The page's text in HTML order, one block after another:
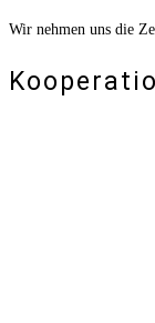
Wir nehmen uns die